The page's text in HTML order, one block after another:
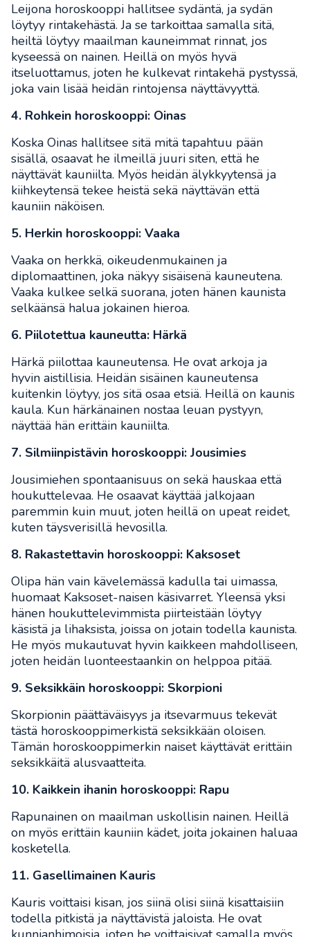
Leijona horoskooppi hallitsee sydäntä, ja sydän
löytyy rintakehästä. Ja se tarkoittaa samalla sitä,
heiltä löytyy maailman kauneimmat rinnat, jos
kyseessä on nainen. Heillä on myös hyvä
itseluottamus, joten he kulkevat rintakehä pystyssä,
joka vain lisää heidän rintojensa näyttävyyttä.
4. Rohkein horoskooppi: Oinas
Koska Oinas hallitsee sitä mitä tapahtuu pään
sisällä, osaavat he ilmeillä juuri siten, että he
näyttävät kauniilta. Myös heidän älykkyytensä ja
kiihkeytensä tekee heistä sekä näyttävän että
kauniin näköisen.
5. Herkin horoskooppi: Vaaka
Vaaka on herkkä, oikeudenmukainen ja
diplomaattinen, joka näkyy sisäisenä kauneutena.
Vaaka kulkee selkä suorana, joten hänen kaunista
selkäänsä halua jokainen hieroa.
6. Piilotettua kauneutta: Härkä
Härkä piilottaa kauneutensa. He ovat arkoja ja
hyvin aistillisia. Heidän sisäinen kauneutensa
kuitenkin löytyy, jos sitä osaa etsiä. Heillä on kaunis
kaula. Kun härkänainen nostaa leuan pystyyn,
näyttää hän erittäin kauniilta.
7. Silmiinpistävin horoskooppi: Jousimies
Jousimiehen spontaanisuus on sekä hauskaa että
houkuttelevaa. He osaavat käyttää jalkojaan
paremmin kuin muut, joten heillä on upeat reidet,
kuten täysverisillä hevosilla.
8. Rakastettavin horoskooppi: Kaksoset
Olipa hän vain kävelemässä kadulla tai uimassa,
huomaat Kaksoset-naisen käsivarret. Yleensä yksi
hänen houkuttelevimmista piirteistään löytyy
käsistä ja lihaksista, joissa on jotain todella kaunista.
He myös mukautuvat hyvin kaikkeen mahdolliseen,
joten heidän luonteestaankin on helppoa pitää.
9. Seksikkäin horoskooppi: Skorpioni
Skorpionin päättäväisyys ja itsevarmuus tekevät
tästä horoskooppimerkistä seksikkään oloisen.
Tämän horoskooppimerkin naiset käyttävät erittäin
seksikkäitä alusvaatteita.
10. Kaikkein ihanin horoskooppi: Rapu
Rapunainen on maailman uskollisin nainen. Heillä
on myös erittäin kauniin kädet, joita jokainen haluaa
kosketella.
11. Gasellimainen Kauris
Kauris voittaisi kisan, jos siinä olisi siinä kisattaisiin
todella pitkistä ja näyttävistä jaloista. He ovat